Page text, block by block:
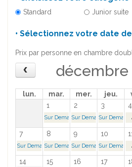
Standard Junior suite
• Sélectionnez votre date
Prix par personne en chambre
décembre
lun. mar. mer. jeu.
1
2 3 4
Sur Demande >Sur Demande >
Sur
7 8 9 10
Sur Demande >Sur Demande >Sur Demande >
Sur
14 15 16 17